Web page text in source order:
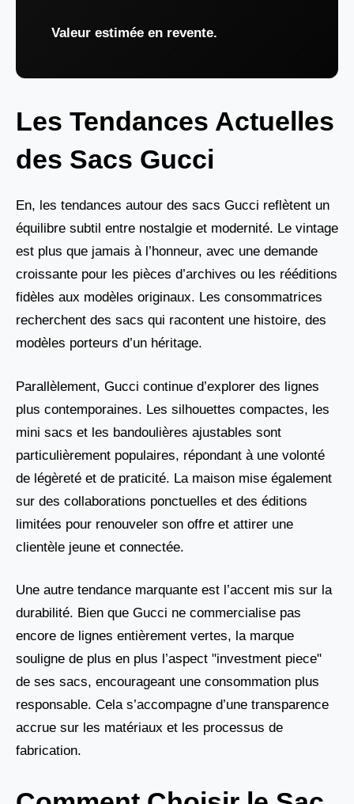
Valeur estimée en revente.
Les Tendances Actuelles
des Sacs Gucci
En, les tendances autour des sacs Gucci reflètent un
équilibre subtil entre nostalgie et modernité. Le vintage
est plus que jamais à l’honneur, avec une demande
croissante pour les pièces d’archives ou les rééditions
fidèles aux modèles originaux. Les consommatrices
recherchent des sacs qui racontent une histoire, des
modèles porteurs d’un héritage.
Parallèlement, Gucci continue d’explorer des lignes
plus contemporaines. Les silhouettes compactes, les
mini sacs et les bandoulières ajustables sont
particulièrement populaires, répondant à une volonté
de légèreté et de praticité. La maison mise également
sur des collaborations ponctuelles et des éditions
limitées pour renouveler son offre et attirer une
clientèle jeune et connectée.
Une autre tendance marquante est l’accent mis sur la
durabilité. Bien que Gucci ne commercialise pas
encore de lignes entièrement vertes, la marque
souligne de plus en plus l’aspect "investment piece"
de ses sacs, encourageant une consommation plus
responsable. Cela s’accompagne d’une transparence
accrue sur les matériaux et les processus de
fabrication.